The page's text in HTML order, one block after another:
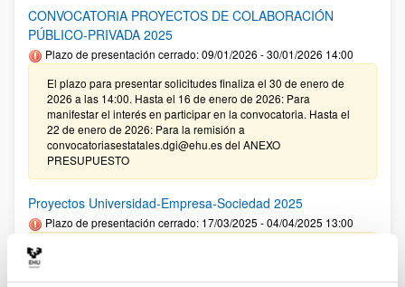
CONVOCATORIA PROYECTOS DE COLABORACIÓN
PÚBLICO-PRIVADA 2025
Plazo de presentación cerrado: 09/01/2026 - 30/01/2026 14:00
El plazo para presentar solicitudes finaliza el 30 de enero de
2026 a las 14:00. Hasta el 16 de enero de 2026: Para
manifestar el interés en participar en la convocatoria. Hasta el
22 de enero de 2026: Para la remisión a
convocatoriasestatales.dgi@ehu.es del ANEXO
PRESUPUESTO
Proyectos Universidad-Empresa-Sociedad 2025
Plazo de presentación cerrado: 17/03/2025 - 04/04/2025 13:00